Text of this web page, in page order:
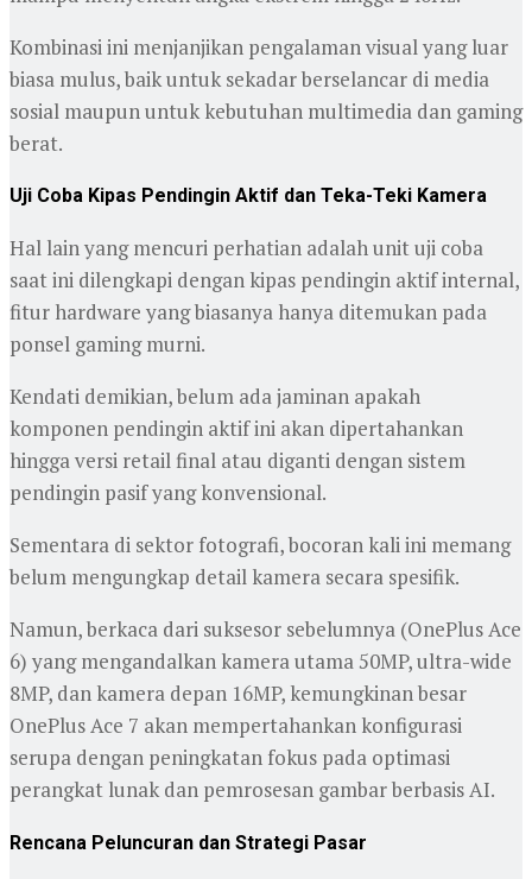
Kombinasi ini menjanjikan pengalaman visual yang luar
biasa mulus, baik untuk sekadar berselancar di media
sosial maupun untuk kebutuhan multimedia dan gaming
berat.
Uji Coba Kipas Pendingin Aktif dan Teka-Teki Kamera
Hal lain yang mencuri perhatian adalah unit uji coba
saat ini dilengkapi dengan kipas pendingin aktif internal,
fitur hardware yang biasanya hanya ditemukan pada
ponsel gaming murni.
Kendati demikian, belum ada jaminan apakah
komponen pendingin aktif ini akan dipertahankan
hingga versi retail final atau diganti dengan sistem
pendingin pasif yang konvensional.
Sementara di sektor fotografi, bocoran kali ini memang
belum mengungkap detail kamera secara spesifik.
Namun, berkaca dari suksesor sebelumnya (OnePlus Ace
6) yang mengandalkan kamera utama 50MP, ultra-wide
8MP, dan kamera depan 16MP, kemungkinan besar
OnePlus Ace 7 akan mempertahankan konfigurasi
serupa dengan peningkatan fokus pada optimasi
perangkat lunak dan pemrosesan gambar berbasis AI.
Rencana Peluncuran dan Strategi Pasar